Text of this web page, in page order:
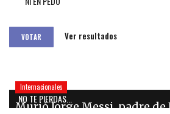
VOTAR Ver resultados
NO TE PIERDAS...
Internacionales
Murió Jorge Messi, padre